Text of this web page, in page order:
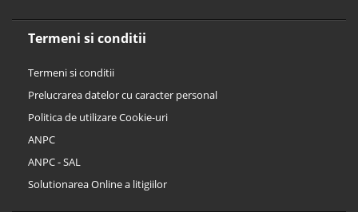
Termeni si conditii
Termeni si conditii
Prelucrarea datelor cu caracter personal
Politica de utilizare Cookie-uri
ANPC
ANPC - SAL
Solutionarea Online a litigiilor